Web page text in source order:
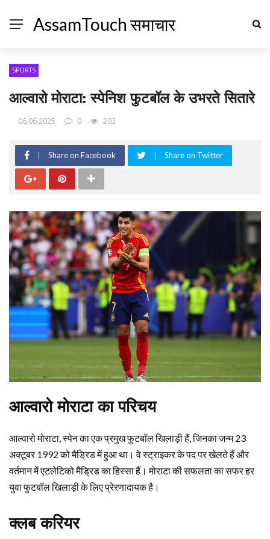
AssamTouch समाचार
SPORTS
आल्वारो मोराटा: स्पेनिश फुटबॉल के उभरते सितारे
06.06.2025 0 203
Share on Facebook Share on Twitter
आल्वारो मोराटा का परिचय
आल्वारो मोराटा, स्पेन का एक प्रमुख फुटबॉल खिलाड़ी हैं, जिनका जन्म 23
अक्टूबर 1992 को मैड्रिड में हुआ था। वे स्ट्राइकर के पद पर खेलते हैं और
वर्तमान में एटलेटिको मैड्रिड का हिस्सा हैं। मोराटा की सफलता का सफर हर
युवा फुटबॉल खिलाड़ी के लिए प्रेरणादायक है।
क्लब करियर